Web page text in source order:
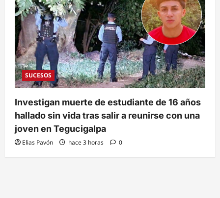
SUCESOS
Investigan muerte de estudiante de 16 años
hallado sin vida tras salir a reunirse con una
joven en Tegucigalpa
Elias Pavón hace 3 horas 0